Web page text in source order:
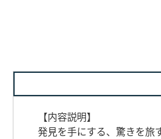
【内容説明】
発見を手にする、驚きを旅